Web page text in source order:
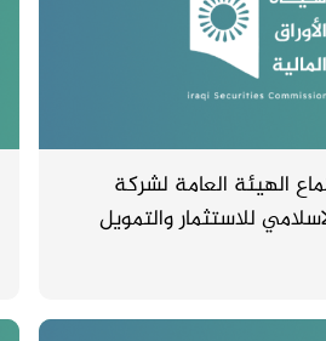
الهيئة العامة لشركة
للاستثمار والتمويل
/ الادارة العامة – الفرع
الرئيسي الكائن في شارع العرصات محلة 929 ع